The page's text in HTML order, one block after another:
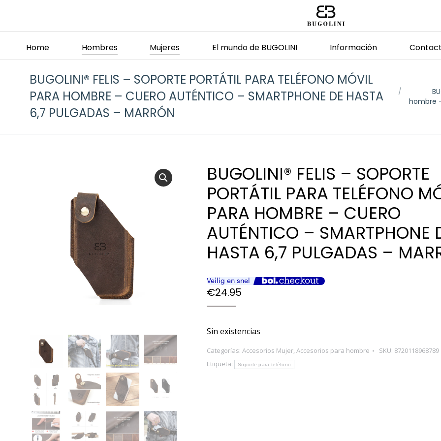
Home Hombres Mujeres El mundo de BUGOLINI Información
BUGOLINI® FELIS – SOPORTE PORTÁTIL PARA TELÉFONO MÓVIL
PARA HOMBRE – CUERO AUTÉNTICO – SMARTPHONE DE HASTA
6,7 PULGADAS – MARRÓN
hombre
BUGOLINI® FELIS – SOPORTE
PORTÁTIL PARA TELÉFONO
PARA HOMBRE – CUERO
AUTÉNTICO – SMARTPHONE
HASTA 6,7 PULGADAS –
€24.95
Sin existencias
Categorías: Accesorios Mujer, Accesorios para hombre SKU: 8720118968789
Etiqueta:
Soporte para teléfono